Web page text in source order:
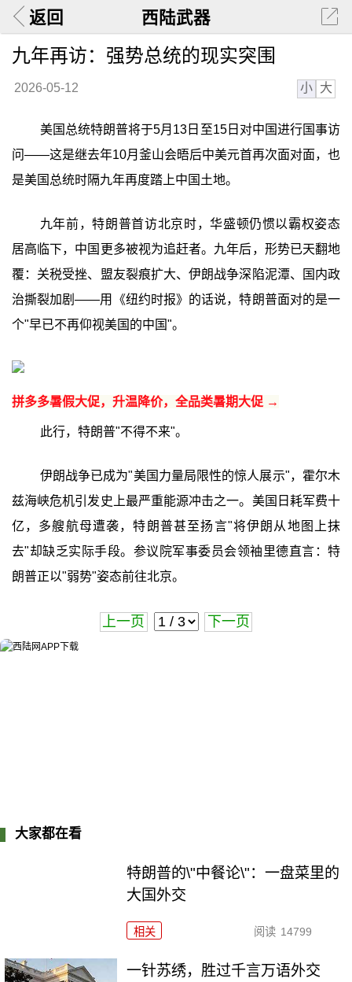
返回 西陆武器
九年再访：强势总统的现实突围
2026-05-12 小 大
美国总统特朗普将于5月13日至15日对中国进行国事访
问——这是继去年10月釜山会晤后中美元首再次面对面，也
是美国总统时隔九年再度踏上中国土地。
九年前，特朗普首访北京时，华盛顿仍惯以霸权姿态
居高临下，中国更多被视为追赶者。九年后，形势已天翻地
覆：关税受挫、盟友裂痕扩大、伊朗战争深陷泥潭、国内政
治撕裂加剧——用《纽约时报》的话说，特朗普面对的是一
个"早已不再仰视美国的中国"。
拼多多暑假大促，升温降价，全品类暑期大促 →
此行，特朗普"不得不来"。
伊朗战争已成为"美国力量局限性的惊人展示"，霍尔木
兹海峡危机引发史上最严重能源冲击之一。美国日耗军费十
亿，多艘航母遭袭，特朗普甚至扬言"将伊朗从地图上抹
去"却缺乏实际手段。参议院军事委员会领袖里德直言：特
朗普正以"弱势"姿态前往北京。
上一页 下一页
大家都在看
特朗普的\"中餐论\"：一盘菜里的
大国外交
相关 阅读 14799
一针苏绣，胜过千言万语外交